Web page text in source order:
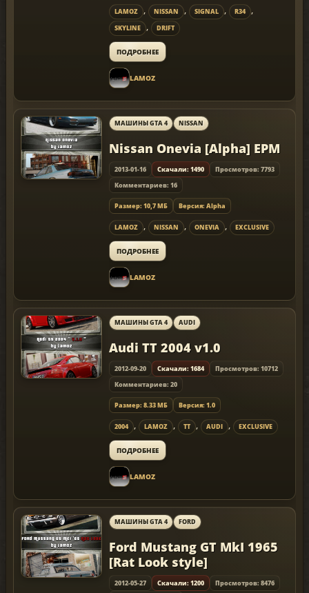
LAMOZ , NISSAN , SIGNAL , R34 ,
SKYLINE , DRIFT
ПОДРОБНЕЕ
LAMOZ
МАШИНЫ GTA 4 NISSAN
Nissan Onevia [Alpha] EPM
2013-01-16 Скачали: 1490
Просмотров: 7793
Комментариев: 16
Размер: 10,7 МБ Версия: Alpha
LAMOZ , NISSAN , ONEVIA , EXCLUSIVE
ПОДРОБНЕЕ
LAMOZ
МАШИНЫ GTA 4 AUDI
Audi TT 2004 v1.0
2012-09-20 Скачали: 1684
Просмотров: 10712
Комментариев: 20
Размер: 8.33 МБ Версия: 1.0
2004 , LAMOZ , TT , AUDI , EXCLUSIVE
ПОДРОБНЕЕ
LAMOZ
МАШИНЫ GTA 4 FORD
Ford Mustang GT MkI 1965
[Rat Look style]
2012-05-27 Скачали: 1200
Просмотров: 8476